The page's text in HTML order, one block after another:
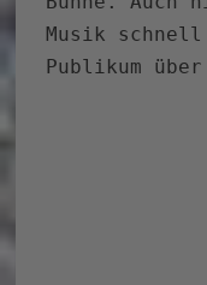
Musik
Publikum